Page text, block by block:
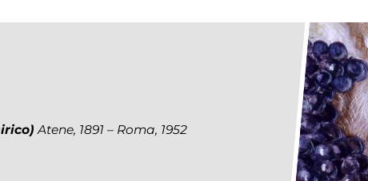
Atene, 1891 – Roma, 1952